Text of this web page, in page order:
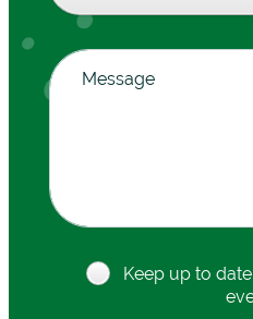
Keep up to